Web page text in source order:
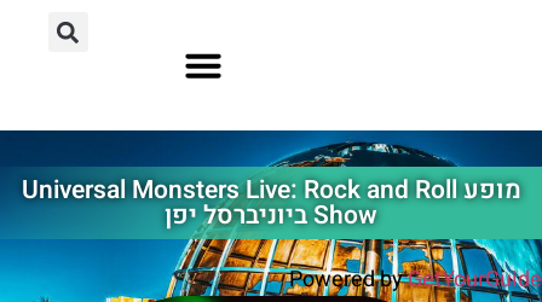
מופע Universal Monsters Live: Rock and Roll
Show ביוניברסל יפן
Powered byGetYourGuide